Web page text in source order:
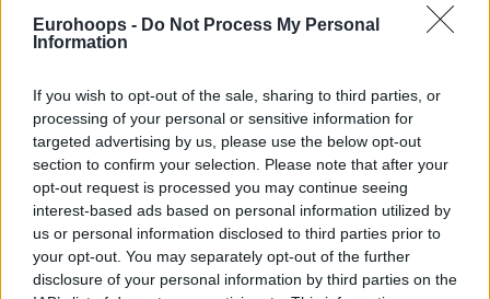
Eurohoops - Do Not Process My Personal
Information
If you wish to opt-out of the sale, sharing to third parties, or
processing of your personal or sensitive information for
targeted advertising by us, please use the below opt-out
section to confirm your selection. Please note that after your
opt-out request is processed you may continue seeing
interest-based ads based on personal information utilized by
us or personal information disclosed to third parties prior to
your opt-out. You may separately opt-out of the further
disclosure of your personal information by third parties on the
μας. Σε συνδυασμό με το σκορ του πρώτου αγώνα, εύλογα
ποντάρει κανείς στο over με το όριο στο μειωμένο 150,5.
Δες εδώ το παρολί της ημέρας